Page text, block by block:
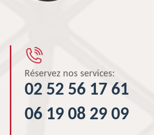
Réservez nos services:
02 52 56 17 61
06 19 08 29 09